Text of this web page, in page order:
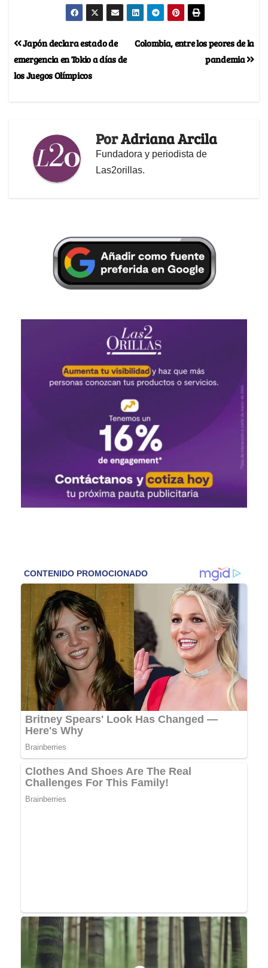
Colombia, entre los peores de la
pandemia
Japón declara estado de
emergencia en Tokio a días de
los Juegos Olímpicos
PorAdriana Arcila
Fundadora y periodista de
Las2orillas.